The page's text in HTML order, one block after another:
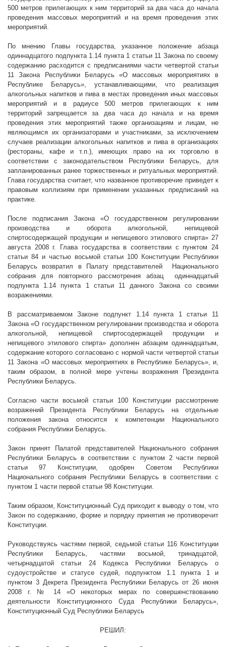
500 метров прилегающих к ним территорий за два часа до начала
проведения массовых мероприятий и на время проведения этих
мероприятий.
По мнению Главы государства, указанное положение абзаца
одиннадцатого подпункта 1.14 пункта 1 статьи 11 Закона по своему
содержанию расходится с предписаниями части четвертой статьи
11 Закона Республики Беларусь «О массовых мероприятиях в
Республике Беларусь», устанавливающими, что реализация
алкогольных напитков и пива в местах проведения иных массовых
мероприятий и в радиусе 500 метровприлегающих к ним
территорий запрещается за два часа до начала и на время
проведения этих мероприятий также организациям и лицам, не
являющимся их организаторами и участниками, за исключением
случаев реализации алкогольных напитков и пива в организациях
(рестораны, кафе и т.п.), имеющих право на их торговлю в
соответствии с законодательством Республики Беларусь, для
запланированных ранее торжественных и ритуальных мероприятий.
Глава государства считает, что названное противоречие приведет к
правовым коллизиям при применении указанных предписаний на
практике.
После подписания Закона «О государственном регулировании
производства и оборота алкогольной, непищевой
спиртосодержащей продукции и непищевого этилового спирта» 27
августа 2008 г. Глава государства в соответствии с пунктом 24
статьи 84 и частью восьмой статьи 100 Конституции Республики
Беларусь возвратил в Палату представителей
Национального
собрания для повторного рассмотрения абзац
одиннадцатый
подпункта 1.14 пункта 1 статьи 11 данного Закона со своими
возражениями.
В рассматриваемом Законе подпункт 1.14 пункта 1 статьи 11
Закона «О государственном регулировании производства и оборота
алкогольной, непищевой спиртосодержащей продукции и
непищевого этилового спирта» дополнен абзацем одиннадцатым,
содержание которого согласовано с нормой части четвертой статьи
11 Закона «О массовых мероприятиях в Республике Беларусь», и,
таким образом, в полной мере учтены возражения Президента
Республики Беларусь.
Согласно части восьмой статьи 100 Конституции рассмотрение
возражений Президента Республики Беларусь на отдельные
положения закона относится к компетенции Национального
собрания Республики Беларусь.
Закон принят Палатой представителей Национального собрания
Республики Беларусь в соответствии с пунктом 2 части первой
статьи 97 Конституции, одобрен Советом Республики
Национального собрания Республики Беларусь в соответствии с
пунктом 1 части первой статьи 98 Конституции.
Таким образом, Конституционный Суд приходит к выводу о том, что
Закон по содержанию, форме и порядку принятия не противоречит
Конституции.
Руководствуясь частями первой, седьмой статьи 116 Конституции
Республики Беларусь, частями восьмой, тринадцатой,
четырнадцатой статьи 24 Кодекса Республики Беларусь о
судоустройстве и статусе судей, подпунктом 1.1 пункта 1 и
пунктом 3 Декрета Президента Республики Беларусь от 26 июня
2008 г. № 14 «О некоторых мерах по совершенствованию
деятельности Конституционного Суда Республики Беларусь»,
Конституционный Суд Республики Беларусь
РЕШИЛ: